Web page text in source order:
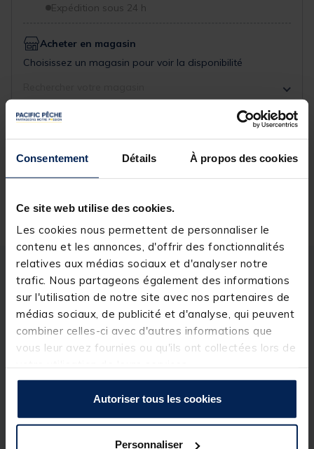
Consentement Détails À propos des cookies
Ce site web utilise des cookies.
Les cookies nous permettent de personnaliser le
contenu et les annonces, d'offrir des fonctionnalités
relatives aux médias sociaux et d'analyser notre
trafic. Nous partageons également des informations
sur l'utilisation de notre site avec nos partenaires de
médias sociaux, de publicité et d'analyse, qui peuvent
combiner celles-ci avec d'autres informations que
vous leur avez fournies ou qu'ils ont collectées lors de
Autoriser tous les cookies
Personnaliser
Expédition sous 24 h
Acheter en magasin
Choisissez un magasin pour voir la disponibilité
Retour gratuit, 1 mois pour changer d’avis
Description Spécifications
Description & détails
Description
Plomb ballemis au point parDelalande. Doté d'un
anneau nickelé, il vous accompagnera pour vos
pêche des carnassiers.